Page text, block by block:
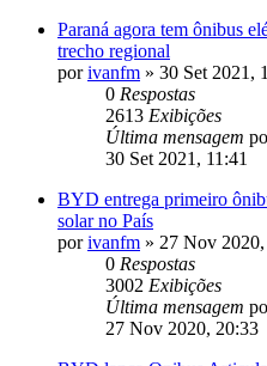
Paraná agora tem ônibus
trecho regional
porivanfm » 30 Set 2021,
0 Respostas
2613 Exibições
Última mensagem
30 Set 2021, 11:41
BYD entrega primeiro
solar no País
porivanfm » 27 Nov
0 Respostas
3002 Exibições
Última mensagem
27 Nov 2020, 20:33